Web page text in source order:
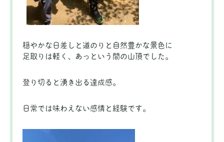
穏やかな日差しと道のりと自然豊かな景色に
足取りは軽く、あっという間の山頂でした。
登り切ると湧き出る達成感。
日常では味わえない感情と経験です。